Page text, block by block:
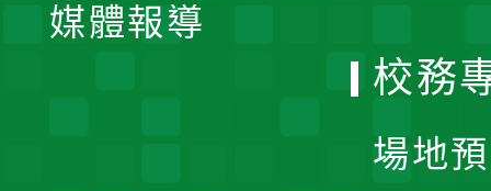
媒體報導
校務
場地